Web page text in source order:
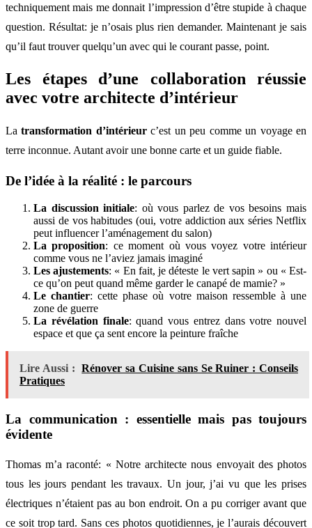
techniquement mais me donnait l’impression d’être stupide à chaque
question. Résultat: je n’osais plus rien demander. Maintenant je sais
qu’il faut trouver quelqu’un avec qui le courant passe, point.
Les étapes d’une collaboration réussie
avec votre architecte d’intérieur
Latransformation d’intérieurc’est un peu comme un voyage en
terre inconnue. Autant avoir une bonne carte et un guide fiable.
De l’idée à la réalité : le parcours
La discussion initiale: où vous parlez de vos besoins mais
aussi de vos habitudes (oui, votre addiction aux séries Netflix
peut influencer l’aménagement du salon)
La proposition: ce moment où vous voyez votre intérieur
comme vous ne l’aviez jamais imaginé
Les ajustements: « En fait, je déteste le vert sapin » ou « Est-
ce qu’on peut quand même garder le canapé de mamie? »
Le chantier: cette phase où votre maison ressemble à une
zone de guerre
La révélation finale: quand vous entrez dans votre nouvel
espace et que ça sent encore la peinture fraîche
Lire Aussi :
Rénover sa Cuisine sans Se Ruiner : Conseils
Pratiques
La communication : essentielle mais pas toujours
évidente
Thomas m’a raconté: « Notre architecte nous envoyait des photos
tous les jours pendant les travaux. Un jour, j’ai vu que les prises
électriques n’étaient pas au bon endroit. On a pu corriger avant que
ce soit trop tard. Sans ces photos quotidiennes, je l’aurais découvert